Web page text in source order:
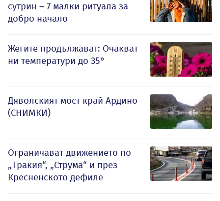
сутрин – 7 малки ритуала за
добро начало
Жегите продължават: Очакват
ни температури до 35°
Дяволският мост край Ардино
(СНИМКИ)
Ограничават движението по
„Тракия“, „Струма“ и през
Кресненското дефиле